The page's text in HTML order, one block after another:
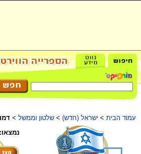
עמוד הבית > ישראל (חדש) > שלטון וממשל >
נמצאו: